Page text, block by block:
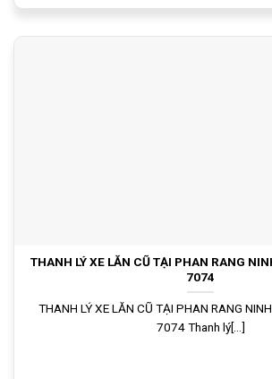
THANH LÝ XE LĂN CŨ TẠI PHAN RANG
7074
THANH LÝ XE LĂN CŨ TẠI PHAN RANG
7074 Thanh lý[...]